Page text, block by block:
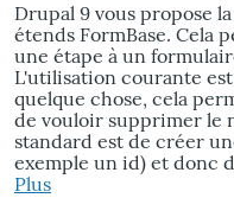
Drupal 9 vous propose
étends FormBase. Cela
une étape à un
L'utilisation courante
quelque chose, cela
de vouloir supprimer le
standard est de créer
exemple un id) et donc
Plus